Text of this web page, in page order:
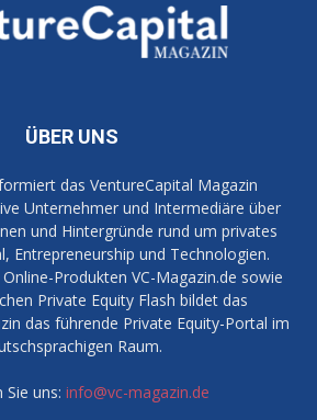
ÜBER UNS
das VentureCapital Magazin
Unternehmer und Intermediäre über
und Hintergründe rund um privates
Entrepreneurship und Technologien.
Produkten VC-Magazin.de sowie
Private Equity Flash bildet das
das führende Private Equity-Portal im
Raum.
Sie uns: info@vc-magazin.de